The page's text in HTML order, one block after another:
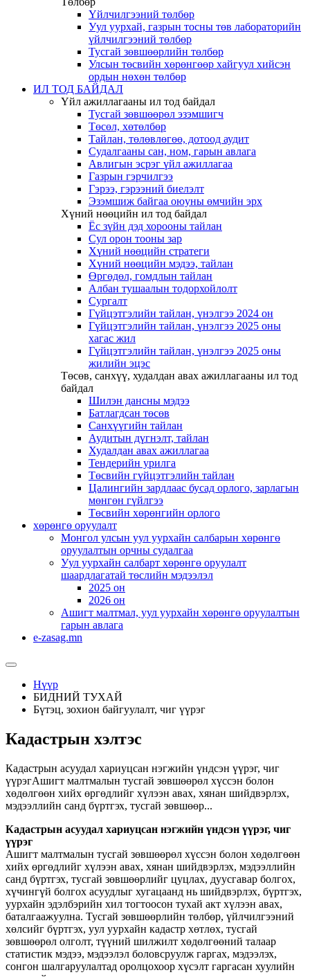
Үйлчилгээний төлбөр
Уул уурхай, газрын тосны төв лабораторийн
үйлчилгээний төлбөр
Тусгай зөвшөөрлийн төлбөр
Улсын төсвийн хөрөнгөөр хайгуул хийсэн
ордын нөхөн төлбөр
ИЛ ТОД БАЙДАЛ
Үйл ажиллагааны ил тод байдал
Тусгай зөвшөөрөл эзэмшигч
Төсөл, хөтөлбөр
Тайлан, төлөвлөгөө, дотоод аудит
Судалгааны сан, ном, гарын авлага
Авлигын эсрэг үйл ажиллагаа
Газрын гэрчилгээ
Гэрээ, гэрээний биелэлт
Эзэмшиж байгаа оюуны өмчийн эрх
Хүний нөөцийн ил тод байдал
Ёс зүйн дэд хорооны тайлан
Сул орон тооны зар
Хүний нөөцийн стратеги
Хүний нөөцийн мэдээ, тайлан
Өргөдөл, гомдлын тайлан
Албан тушаалын тодорхойлолт
Сургалт
Гүйцэтгэлийн тайлан, үнэлгээ 2024 он
Гүйцэтгэлийн тайлан, үнэлгээ 2025 оны
хагас жил
Гүйцэтгэлийн тайлан, үнэлгээ 2025 оны
жилийн эцэс
Төсөв, санхүү, худалдан авах ажиллагааны ил тод
байдал
Шилэн дансны мэдээ
Батлагдсан төсөв
Санхүүгийн тайлан
Аудитын дүгнэлт, тайлан
Худалдан авах ажиллагаа
Тендерийн урилга
Төсвийн гүйцэтгэлийн тайлан
Цалингийн зардлаас бусад орлого, зарлагын
мөнгөн гүйлгээ
Төсвийн хөрөнгийн орлого
хөрөнгө оруулалт
Монгол улсын уул уурхайн салбарын хөрөнгө
оруулалтын орчны судалгаа
Уул уурхайн салбарт хөрөнгө оруулалт
шаардлагатай төслийн мэдээлэл
2025 он
2026 он
Ашигт малтмал, уул уурхайн хөрөнгө оруулалтын
гарын авлага
e-zasag.mn
Нүүр
БИДНИЙ ТУХАЙ
Бүтэц, зохион байгуулалт, чиг үүрэг
Кадастрын хэлтэс
Кадастрын асуудал хариуцсан нэгжийн үндсэн үүрэг, чиг
үүрэгАшигт малтмалын тусгай зөвшөөрөл хүссэн болон
хөдөлгөөн хийх өргөдлийг хүлээн авах, хянан шийдвэрлэх,
мэдээллийн санд бүртгэх, тусгай зөвшөөр...
Кадастрын асуудал хариуцсан нэгжийн үндсэн үүрэг, чиг
үүрэг
Ашигт малтмалын тусгай зөвшөөрөл хүссэн болон хөдөлгөөн
хийх өргөдлийг хүлээн авах, хянан шийдвэрлэх, мэдээллийн
санд бүртгэх, тусгай зөвшөөрлийг цуцлах, дуусгавар болгох,
хүчингүй болгох асуудлыг хугацаанд нь шийдвэрлэх, бүртгэх,
уурхайн эдэлбэрийн хил тогтоосон тухай акт хүлээн авах,
баталгаажуулна. Тусгай зөвшөөрлийн төлбөр, үйлчилгээний
хөлсийг бүртгэх, уул уурхайн кадастр хөтлөх, тусгай
зөвшөөрөл олголт, түүний шилжилт хөдөлгөөний талаар
статистик мэдээ, мэдээлэл боловсруулж гаргах, мэдээлэх,
сонгон шалгаруулалтад оролцохоор хүсэлт гаргасан хуулийн